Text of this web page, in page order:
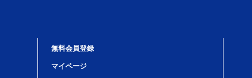
無料会員登録
マイページ